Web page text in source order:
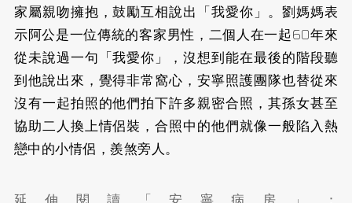
家屬親吻擁抱，鼓勵互相說出「我愛你」。劉媽媽表
示阿公是一位傳統的客家男性，二個人在一起60年來
從未說過一句「我愛你」，沒想到能在最後的階段聽
到他說出來，覺得非常窩心，安寧照護團隊也替從來
沒有一起拍照的他們拍下許多親密合照，其孫女甚至
協助二人換上情侶裝，合照中的他們就像一般陷入熱
戀中的小情侶，羨煞旁人。